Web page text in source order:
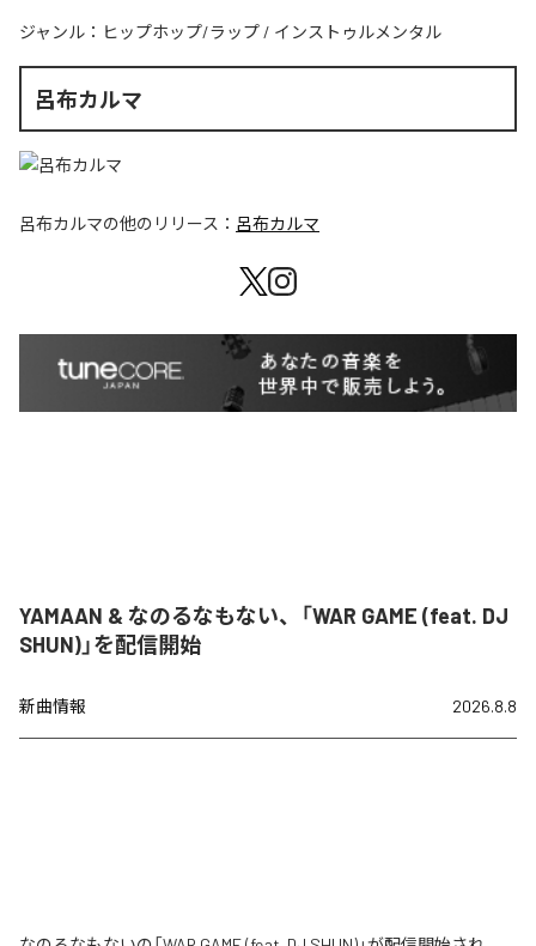
ジャンル： ヒップホップ/ラップ / インストゥルメンタル
呂布カルマ
呂布カルマの他のリリース： 呂布カルマ
YAMAAN & なのるなもない、「WAR GAME (feat. DJ
SHUN)」を配信開始
新曲情報 2026.8.8